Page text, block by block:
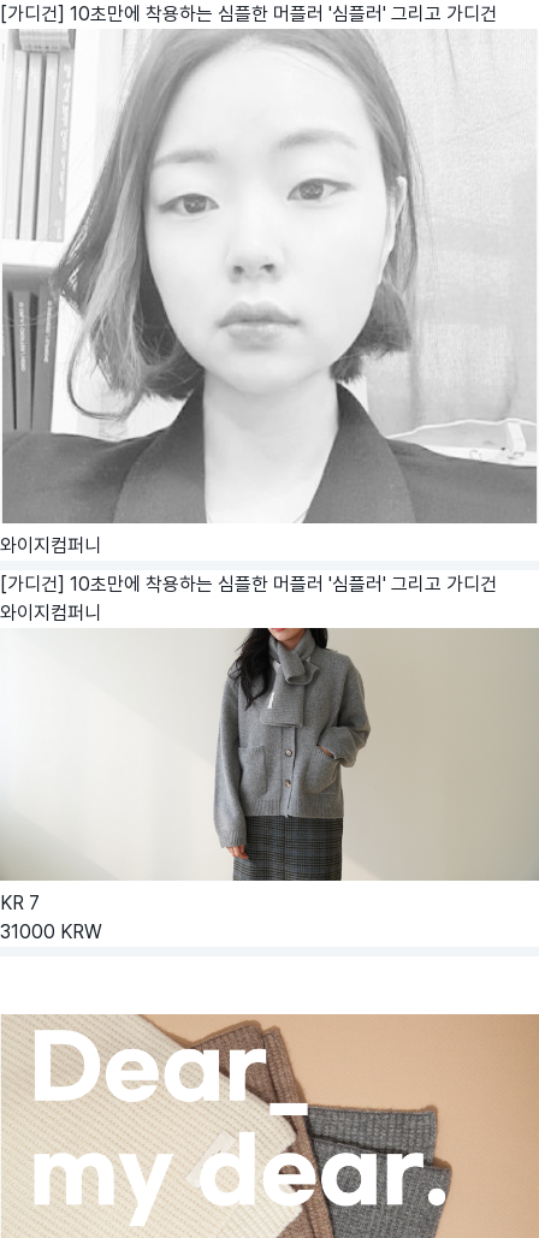
[가디건] 10초만에 착용하는 심플한 머플러 '심플러' 그리고 가디건
와이지컴퍼니
[가디건] 10초만에 착용하는 심플한 머플러 '심플러' 그리고 가디건
와이지컴퍼니
KR 7
31000 KRW